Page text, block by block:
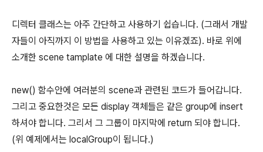
디렉터 클래스는 아주 간단하고 사용하기 쉽습니다. (그래서 개발
자들이 아직까지 이 방법을 사용하고 있는 이유겠죠). 바로 위에
소개한 scene tamplate 에 대한 설명을 하겠습니다.
new() 함수안에 여러분의 scene과 관련된 코드가 들어갑니다.
그리고 중요한것은 모든 display 객체들은 같은 group에 insert
하셔야 합니다. 그리서 그 그룹이 마지막에 return 되야 합니다.
(위 예제에서는 localGroup이 됩니다.)